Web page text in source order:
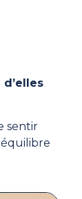
sentir